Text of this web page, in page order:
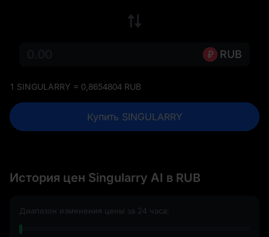
RUB
1 SINGULARRY = 0,8654804 RUB
Купить SINGULARRY
История цен Singularry AI в RUB
Диапазон изменения цены за 24 часа: